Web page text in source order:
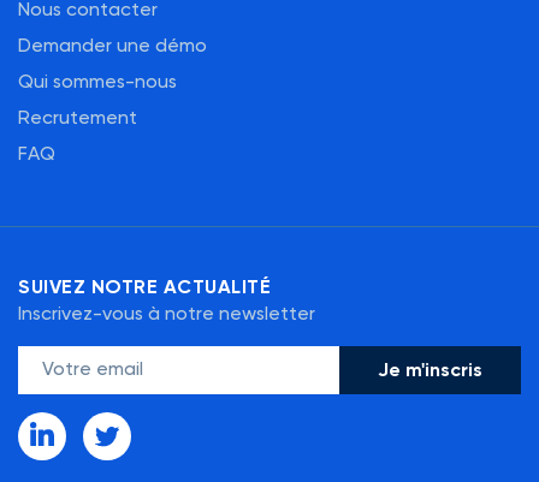
Nous contacter
Demander une démo
Qui sommes-nous
Recrutement
FAQ
SUIVEZ NOTRE ACTUALITÉ
Inscrivez-vous à notre newsletter